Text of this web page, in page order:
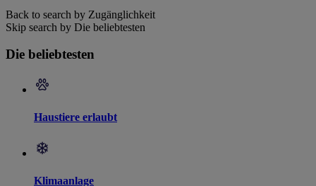
Back to search by Zugänglichkeit
Skip search by Die beliebtesten
Die beliebtesten
Haustiere erlaubt
Klimaanlage